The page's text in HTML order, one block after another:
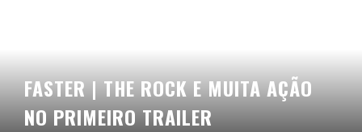
FASTER | THE ROCK E MUITA AÇÃO
NO PRIMEIRO TRAILER